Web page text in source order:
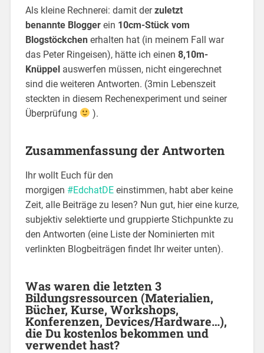
Als kleine Rechnerei: damit derzuletzt
benannte Bloggerein 10cm-Stück vom
Blogstöckchenerhalten hat (in meinem Fall war
das Peter Ringeisen), hätte ich einen 8,10m-
Knüppelauswerfen müssen, nicht eingerechnet
sind die weiteren Antworten. (3min Lebenszeit
steckten in diesem Rechenexperiment und seiner
Überprüfung
).
Zusammenfassung der Antworten
Ihr wollt Euch für den
morgigen #EdchatDEeinstimmen, habt aber keine
Zeit, alle Beiträge zu lesen? Nun gut, hier eine kurze,
subjektiv selektierte und gruppierte Stichpunkte zu
den Antworten (eine Liste der Nominierten mit
verlinkten Blogbeiträgen findet Ihr weiter unten).
Was waren die letzten 3
Bildungsressourcen (Materialien,
Bücher, Kurse, Workshops,
Konferenzen, Devices/Hardware…),
die Du kostenlos bekommen und
verwendet hast?